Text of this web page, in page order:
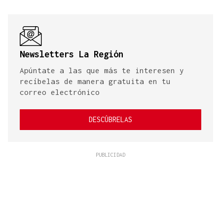
Newsletters La Región
Apúntate a las que más te interesen y
recíbelas de manera gratuita en tu
correo electrónico
DESCÚBRELAS